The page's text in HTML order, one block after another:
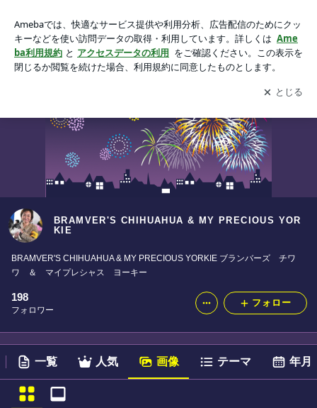
アプリをダウンロードして ブログの更新通知
を受け取りまし
ょう。
開く
BRAMVER'S CHIHUAHUA & MY PRECIOUS YOR
KIE
BRAMVER'S CHIHUAHUA & MY PRECIOUS YORKIE ブランバーズ チワ
ワ ＆ マイプレシャス ヨーキー
198
フォロワー
フォロー
一覧 人気 画像 テーマ 年月